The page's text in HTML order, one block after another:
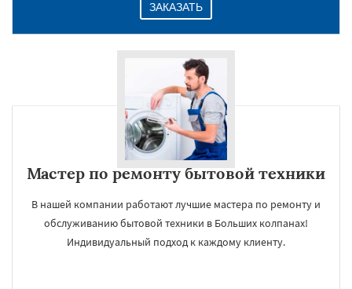
ЗАКАЗАТЬ
Мастер по ремонту бытовой техники
В нашей компании работают лучшие мастера по ремонту и
обслуживанию бытовой техники в Больших колпанах!
Индивидуальный подход к каждому клиенту.